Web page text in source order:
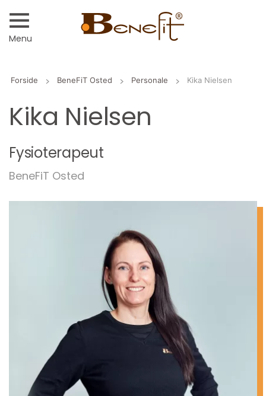
Menu
Forside BeneFiT Osted Personale Kika Nielsen
Kika Nielsen
Fysioterapeut
BeneFiT Osted